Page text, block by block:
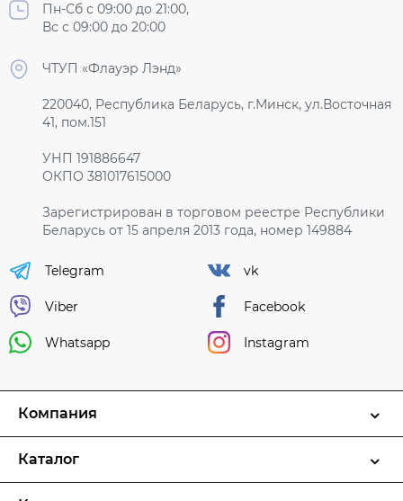
Пн-Сб с 09:00 до 21:00,
Вс с 09:00 до 20:00
ЧТУП «Флауэр Лэнд»
220040, Республика Беларусь, г.Минск, ул.Восточная
41, пом.151
УНП 191886647
ОКПО 381017615000
Зарегистрирован в торговом реестре Республики
Беларусь от 15 апреля 2013 года, номер 149884
Telegram
Viber
Whatsapp
vk
Facebook
Instagram
Компания
Каталог